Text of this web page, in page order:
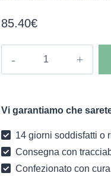
85.40€
cm
Vi garantiamo che
14 giorni soddisfatti o
Consegna con
Confezionato con cura